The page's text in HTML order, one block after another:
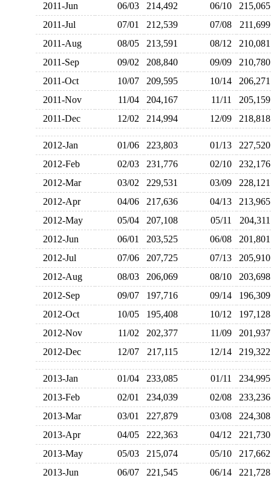
2011-Jun
06/03 214,492 06/10
2011-Jul
07/01 212,539 07/08
2011-Aug
08/05 213,591 08/12
2011-Sep
09/02 208,840 09/09
2011-Oct
10/07 209,595 10/14
2011-Nov
11/04 204,167 11/11
2011-Dec
12/02 214,994 12/09
2012-Jan 01/06 223,803 01/13
2012-Feb
02/03 231,776 02/10
2012-Mar
03/02 229,531 03/09
2012-Apr
04/06 217,636 04/13
2012-May
05/04 207,108 05/11
2012-Jun
06/01 203,525 06/08
2012-Jul
07/06 207,725 07/13
2012-Aug
08/03 206,069 08/10
2012-Sep
09/07 197,716 09/14
2012-Oct
10/05 195,408 10/12
2012-Nov
11/02 202,377 11/09
2012-Dec
12/07 217,115 12/14
2013-Jan 01/04 233,085 01/11
2013-Feb
02/01 234,039 02/08
2013-Mar
03/01 227,879 03/08
2013-Apr
04/05 222,363 04/12
2013-May
05/03 215,074 05/10
2013-Jun
06/07 221,545 06/14